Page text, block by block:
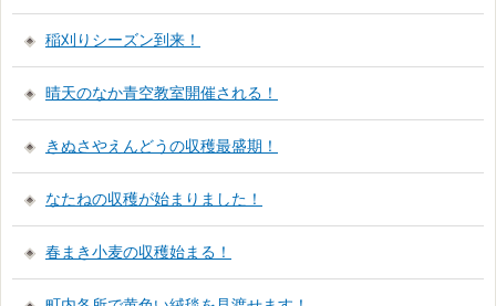
稲刈りシーズン到来！
晴天のなか青空教室開催される！
きぬさやえんどうの収穫最盛期！
なたねの収穫が始まりました！
春まき小麦の収穫始まる！